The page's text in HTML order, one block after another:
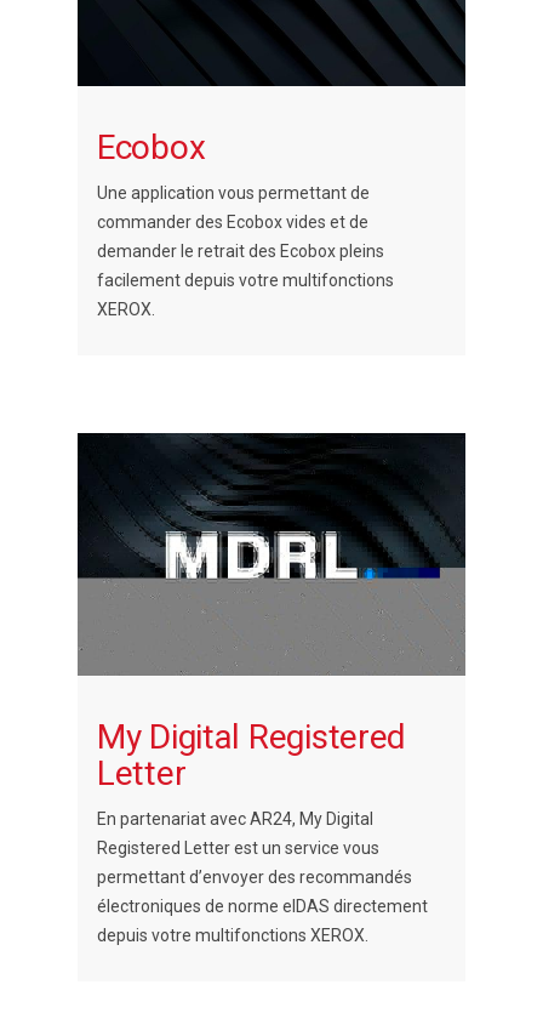
Ecobox
Une application vous permettant de
commander des Ecobox vides et de
demander le retrait des Ecobox pleins
facilement depuis votre multifonctions
XEROX.
My Digital Registered
Letter
En partenariat avec AR24, My Digital
Registered Letter est un service vous
permettant d’envoyer des recommandés
électroniques de norme eIDAS directement
depuis votre multifonctions XEROX.